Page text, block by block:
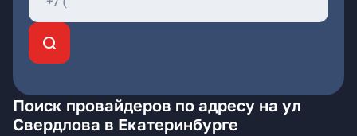
Поиск провайдеров по адресу на ул
Свердлова в Екатеринбурге